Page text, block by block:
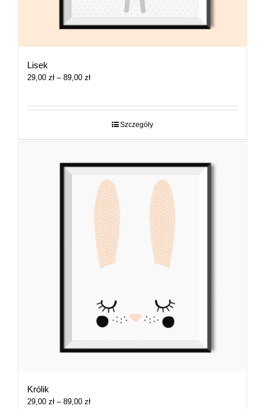
Lisek
29,00 zł – 89,00 złZakres
29,00 zł
Szczegóły
Królik
29,00 zł – 89,00 złZakres